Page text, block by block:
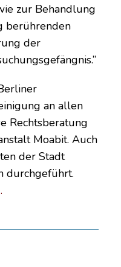
zur Behandlung
berührenden
der
an allen
Rechtsberatung
Moabit. Auch
der Stadt
durchgeführt.